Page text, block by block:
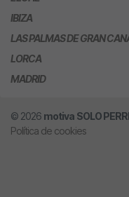
IBIZA
LAS PALMAS DE GRAN
LORCA
MADRID
© 2026 motiva SOLO
Política de cookies